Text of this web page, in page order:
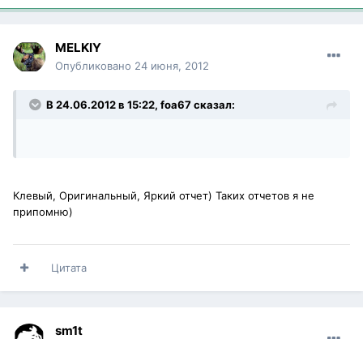
MELKIY
Опубликовано 24 июня, 2012
В 24.06.2012 в 15:22, foa67 сказал:
Клевый, Оригинальный, Яркий отчет) Таких отчетов я не
припомню)
Цитата
sm1t